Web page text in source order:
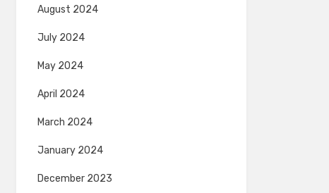
August 2024
July 2024
May 2024
April 2024
March 2024
January 2024
December 2023